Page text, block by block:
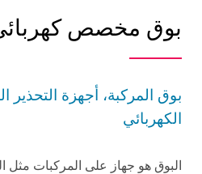
بوق مخصص
بوق المركبة، أجهزة
الكهربائي
البوق هو جهاز على المركبات مثل